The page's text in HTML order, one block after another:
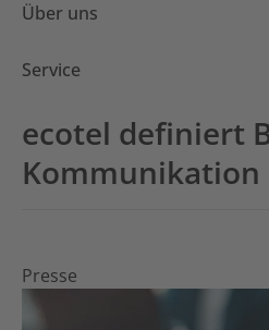
Über uns
Service
ecotel definiert
Kommunikation
Presse